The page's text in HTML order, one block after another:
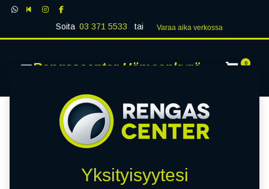
Soita 03 371 5533 tai Varaa aika verk​​​​ossa
Rengascenter Hämeenkyrö 0
Yksityisyytesi